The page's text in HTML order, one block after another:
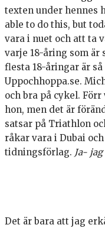
texten under hennes
able to do this, but
vara i nuet och att ta
varje 18-åring som
flesta 18-åringar är
Uppochhoppa.se.
och bra på cykel.
hon, men det är
satsar på Triathlon
råkar vara i Dubai
tidningsförlag. Ja-
Det är bara att jag